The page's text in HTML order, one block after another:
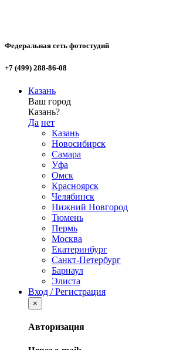
Федеральная сеть фотостудий
+7 (499) 288-86-08
Казань
Ваш город
Казань?
Да нет
Казань
Новосибирск
Самара
Уфа
Омск
Красноярск
Челябинск
Нижний Новгород
Тюмень
Пермь
Москва
Екатеринбург
Санкт-Петербург
Барнаул
Элиста
Вход / Регистрация
×
Авторизация